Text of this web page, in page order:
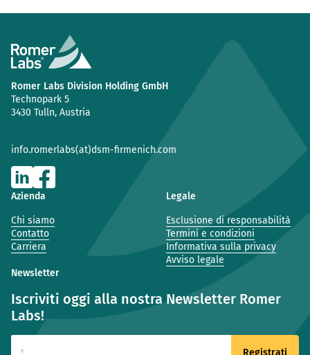
Romer Labs Division Holding GmbH
Technopark 5
3430 Tulln, Austria
info.romerlabs(at)dsm-firmenich.com
Azienda
Chi siamo
Contatto
Carriera
Legale
Esclusione di responsabilità
Termini e condizioni
Informativa sulla privacy
Avviso legale
Newsletter
Iscriviti oggi alla nostra Newsletter Romer
Labs!